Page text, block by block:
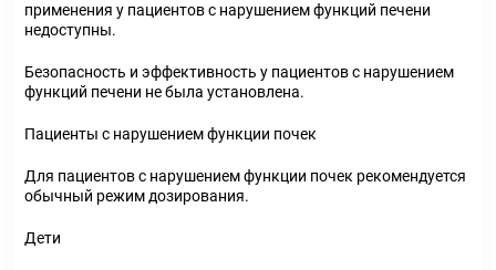
применения у пациентов с нарушением функций печени
недоступны.
Безопасность и эффективность у пациентов с нарушением
функций печени не была установлена.
Пациенты с нарушением функции почек
Для пациентов с нарушением функции почек рекомендуется
обычный режим дозирования.
Дети